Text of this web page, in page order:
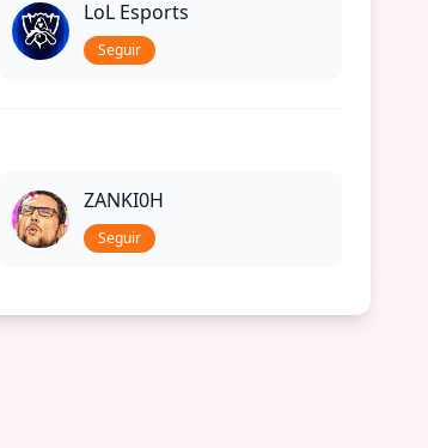
LoL Esports
Seguir
ZANKI0H
Seguir